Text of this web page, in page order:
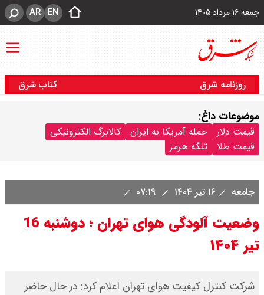
جمعه ۱۶ مرداد ۱۴۰۵ EN
AR
روزنامه شرق کتاب شرق
موضوعات داغ:
قیمت دلار حمله آمریکا به ایران
کالابرگ الکترونیکی
قیمت طلا
تنگه هرمز
جامعه ۱۶ تیر ۱۴۰۴
وضعیت آلودگی هوای تهران ؛ دوشنبه 16
تیر ۱۴۰۴
شرکت کنترل کیفیت هوای تهران اعلام کرد: در حال حاضر